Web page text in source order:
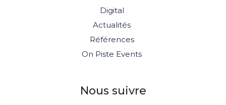
Digital
Actualités
Références
On Piste Events
Nous suivre